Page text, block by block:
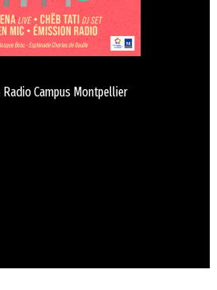
Radio Campus Montpellier